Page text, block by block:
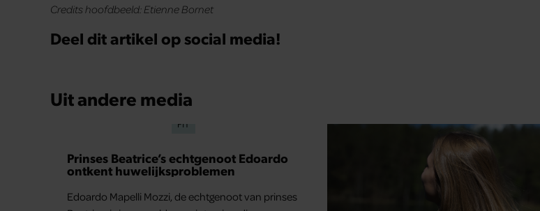
Credits hoofdbeeld: Etienne Bornet
Deel dit artikel op social media!
Uit andere media
FIT
Prinses Beatrice’s echtgenoot Edoardo
ontkent huwelijksproblemen
Edoardo Mapelli Mozzi, de echtgenoot van prinses